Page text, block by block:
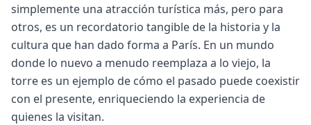
simplemente una atracción turística más, pero para
otros, es un recordatorio tangible de la historia y la
cultura que han dado forma a París. En un mundo
donde lo nuevo a menudo reemplaza a lo viejo, la
torre es un ejemplo de cómo el pasado puede coexistir
con el presente, enriqueciendo la experiencia de
quienes la visitan.